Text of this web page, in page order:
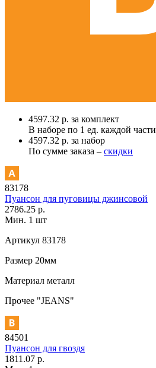
4597.32 р. за комплект
В наборе по 1 ед. каждой части
4597.32 р. за набор
По сумме заказа – скидки
83178
Пуансон для пуговицы джинсовой
2786.25 р.
Мин. 1 шт
Артикул 83178
Размер 20мм
Материал металл
Прочее "JEANS"
84501
Пуансон для гвоздя
1811.07 р.